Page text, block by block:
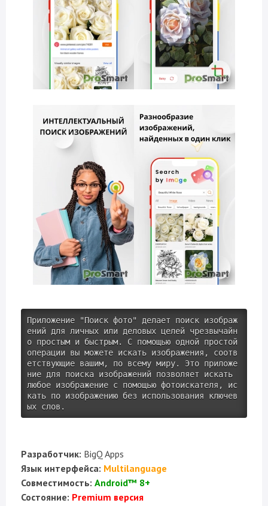
Приложение "Поиск фото" делает поиск изображ
ений для личных или деловых целей чрезвычайн
о простым и быстрым. С помощью одной простой
операции вы можете искать изображения, соотв
етствующие вашим, по всему миру. Это приложе
ние для поиска изображений позволяет искать
любое изображение с помощью фотоискателя, ис
кать по изображению без использования ключев
ых слов.
Разработчик: BigQ Apps
Язык интерфейса: Multilanguage
Совместимость: Android™ 8+
Состояние: Premium версия